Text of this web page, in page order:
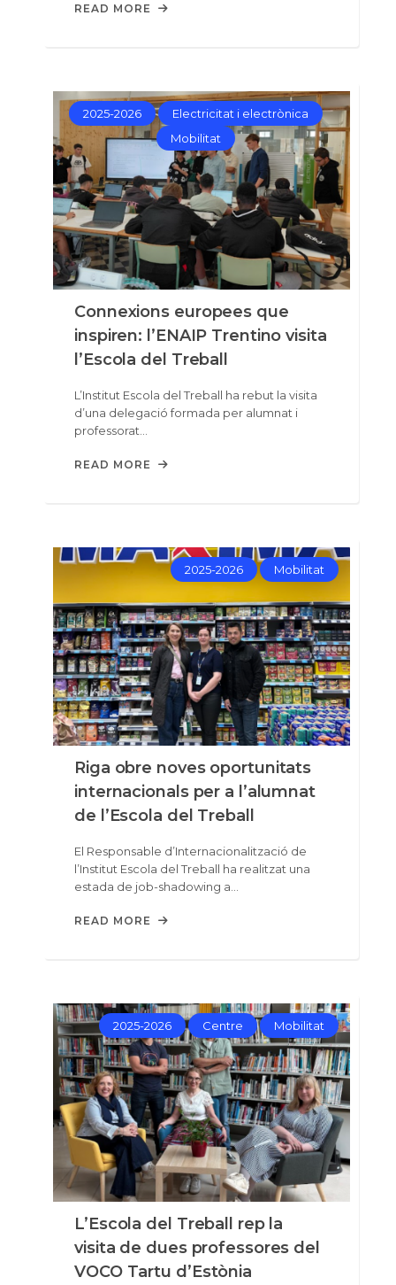
READ MORE
2025-2026
Electricitat i electrònica
Mobilitat
Connexions europees que
inspiren: l’ENAIP Trentino visita
l’Escola del Treball
L’Institut Escola del Treball ha rebut la visita
d’una delegació formada per alumnat i
professorat…
READ MORE
2025-2026 Mobilitat
Riga obre noves oportunitats
internacionals per a l’alumnat
de l’Escola del Treball
El Responsable d’Internacionalització de
l’Institut Escola del Treball ha realitzat una
estada de job-shadowing a…
READ MORE
2025-2026 Centre Mobilitat
L’Escola del Treball rep la
visita de dues professores del
VOCO Tartu d’Estònia